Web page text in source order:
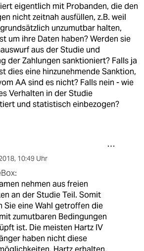
eigentlich mit Probanden, die den
nicht zeitnah ausfüllen, z.B. weil
unzumutbar halten,
um ihre Daten haben? Werden sie
aus der Studie und
der Zahlungen sanktioniert? Falls ja
dies eine hinzunehmende Sanktion,
AA sind es nicht? Falls nein - wie
Verhalten in der Studie
und statistisch einbezogen?
, 10:49 Uhr
nehmen aus freien
an der Studie Teil. Somit
Sie eine Wahl getroffen die
zumutbaren Bedingungen
ist. Die meisten Hartz IV
haben nicht diese